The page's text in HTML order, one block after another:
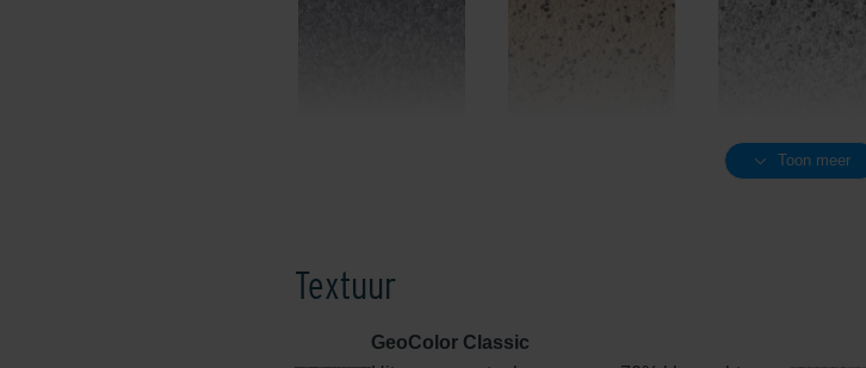
Edel Grijs
Toon meer
Textuur
GeoColor Classic